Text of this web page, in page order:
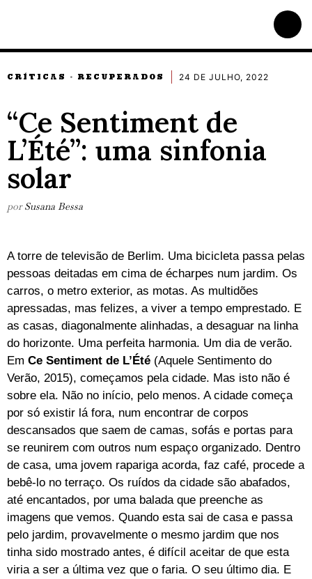
CRÍTICAS · RECUPERADOS 24 DE JULHO, 2022
“Ce Sentiment de
L’Été”: uma sinfonia
solar
porSusana Bessa
A torre de televisão de Berlim. Uma bicicleta passa pelas
pessoas deitadas em cima de écharpes num jardim. Os
carros, o metro exterior, as motas. As multidões
apressadas, mas felizes, a viver a tempo emprestado. E
as casas, diagonalmente alinhadas, a desaguar na linha
do horizonte. Uma perfeita harmonia. Um dia de verão.
Em Ce Sentiment de L’Été (Aquele Sentimento do
Verão, 2015), começamos pela cidade. Mas isto não é
sobre ela. Não no início, pelo menos. A cidade começa
por só existir lá fora, num encontrar de corpos
descansados que saem de camas, sofás e portas para
se reunirem com outros num espaço organizado. Dentro
de casa, uma jovem rapariga acorda, faz café, procede a
bebê-lo no terraço. Os ruídos da cidade são abafados,
até encantados, por uma balada que preenche as
imagens que vemos. Quando esta sai de casa e passa
pelo jardim, provavelmente o mesmo jardim que nos
tinha sido mostrado antes, é difícil aceitar de que esta
viria a ser a última vez que o faria. O seu último dia. E